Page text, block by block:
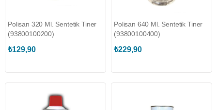
Polisan 320 Ml. Sentetik Tiner
(93800100200)
₺129,90
Polisan 640 Ml. Sentetik Tiner
(93800100400)
₺229,90